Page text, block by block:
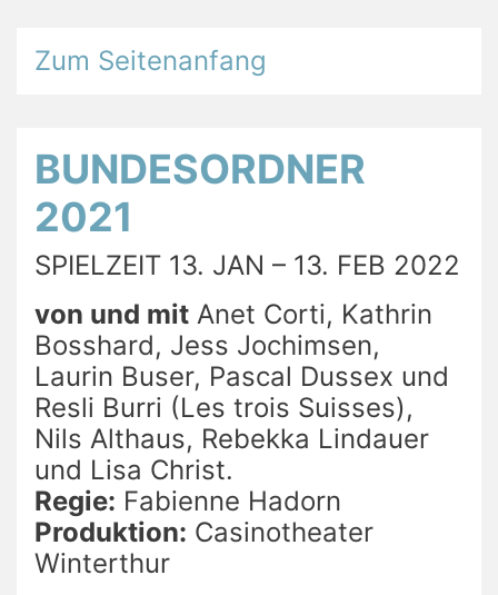
Zum Seitenanfang
BUNDESORDNER
2021
SPIELZEIT 13. JAN – 13. FEB 2022
von und mit Anet Corti, Kathrin
Bosshard, Jess Jochimsen,
Laurin Buser, Pascal Dussex und
Resli Burri (Les trois Suisses),
Nils Althaus, Rebekka Lindauer
und Lisa Christ.
Regie: Fabienne Hadorn
Produktion: Casinotheater
Winterthur